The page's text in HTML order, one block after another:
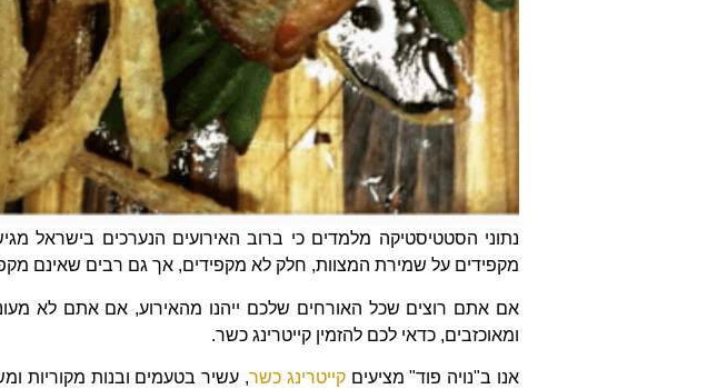
נתוני הסטטיסטיקה מלמדים כי ברוב האירועים הנערכים
מקפידים על שמירת המצוות, חלק לא מקפידים, אך גם רבים שאינם
אם אתם רוצים שכל האורחים שלכם ייהנו מהאירוע, אם אתם לא
ומאוכזבים, כדאי לכם להזמין קייטרינג כשר.
אנו ב"נויה פוד" מציעיםקייטרינג כשר, עשיר בטעמים ובנות מקוריות